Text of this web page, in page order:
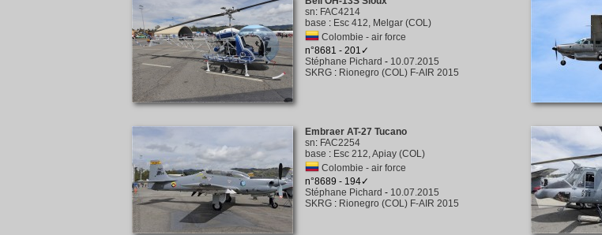
sn: FAC4214
base : Esc 412, Melgar (COL)
Colombie - air force
n°8681 - 201✓
Stéphane Pichard - 10.07.2015
SKRG : Rionegro (COL) F-AIR 2015
Embraer AT-27 Tucano
sn: FAC2254
base : Esc 212, Apiay (COL)
Colombie - air force
n°8689 - 194✓
Stéphane Pichard - 10.07.2015
SKRG : Rionegro (COL) F-AIR 2015